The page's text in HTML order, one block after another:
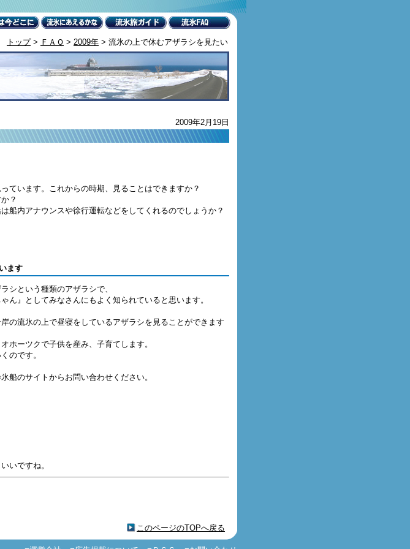
トップ> ＦＡＱ > 2009年 > 流氷の上で休むアザラシを見たい
2009年2月19日
ています。これからの時期、見ることはできますか？
？
船内アナウンスや徐行運転などをしてくれるのでしょうか？
ます
シという種類のアザラシで、
ん』としてみなさんにもよく知られていると思います。
の流氷の上で昼寝をしているアザラシを見ることができます
ホーツクで子供を産み、子育てします。
のです。
船のサイトからお問い合わせください。
いですね。
このページのTOPへ戻る